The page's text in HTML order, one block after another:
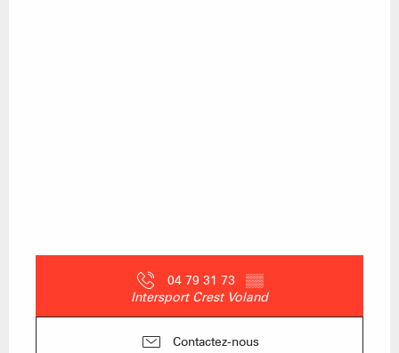
04 79 31 73 ▒▒
Intersport Crest Voland
Contactez-nous